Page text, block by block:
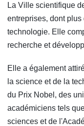
La Ville scientifique
entreprises, dont
technologie. Elle
recherche et
Elle a également
la science et de la
du Prix Nobel, des
académiciens tels
sciences et de